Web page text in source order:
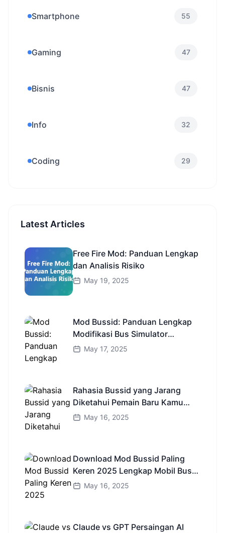
Smartphone 55
Gaming 47
Bisnis 47
Info 32
Coding 29
Latest Articles
Free Fire Mod: Panduan Lengkap
dan Analisis Risiko
May 19, 2025
Mod Bussid: Panduan Lengkap
Modifikasi Bus Simulator
Indonesia
May 17, 2025
Rahasia Bussid yang Jarang
Diketahui Pemain Baru Kamu
Wajib Coba!
May 16, 2025
Download Mod Bussid Paling
Keren 2025 Lengkap Mobil Bus
dan Truk HD
May 16, 2025
Claude vs GPT Persaingan AI